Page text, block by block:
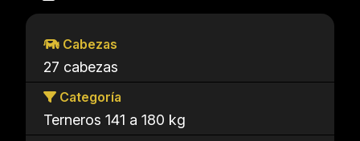
Cabezas
27 cabezas
Categoría
Terneros 141 a 180 kg